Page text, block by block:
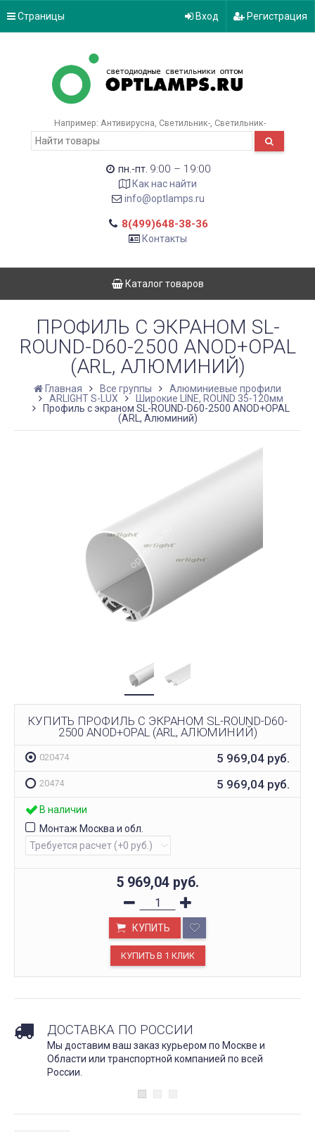
Страницы Вход Регистрация
Например: Антивирусна Светильник- Светильник-
пн.-пт. 9:00 – 19:00
Как нас найти
info@optlamps.ru
8(499)648-38-36
Контакты
Каталог товаров
ПРОФИЛЬ С ЭКРАНОМ SL-
ROUND-D60-2500 ANOD+OPAL
(ARL, АЛЮМИНИЙ)
Главная Все группы
Алюминиевые профили
ARLIGHT S-LUX
Широкие LINE, ROUND 35-120мм
Профиль с экраном SL-ROUND-D60-2500 ANOD+OPAL
(ARL, Алюминий)
КУПИТЬ ПРОФИЛЬ С ЭКРАНОМ SL-ROUND-D60-
2500 ANOD+OPAL (ARL, АЛЮМИНИЙ)
020474 5 969,04 руб.
20474 5 969,04 руб.
В наличии
Монтаж Москва и обл.
5 969,04 руб.
КУПИТЬ
ДОСТАВКА ПО РОССИИ
Мы доставим ваш заказ курьером по Москве и
Области или транспортной компанией по всей
России.